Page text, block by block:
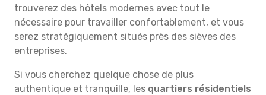
trouverez des hôtels modernes avec tout le
nécessaire pour travailler confortablement, et vous
serez stratégiquement situés près des sièves des
entreprises.
Si vous cherchez quelque chose de plus
authentique et tranquille, les quartiers résidentiels